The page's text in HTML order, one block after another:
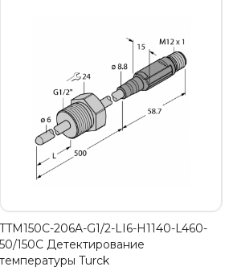
TTM150C-206A-G1/2-LI6-H1140-L460-
50/150C Детектирование
температуры Turck